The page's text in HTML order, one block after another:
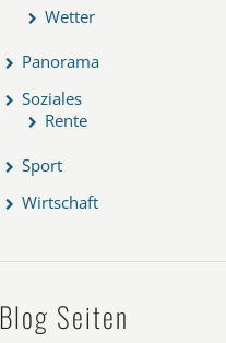
Wetter
Panorama
Soziales
Rente
Sport
Wirtschaft
Blog Seiten